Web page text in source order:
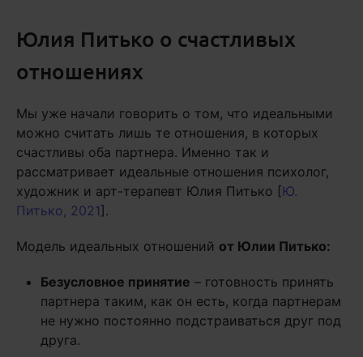
Юлия Питько о счастливых
отношениях
Мы уже начали говорить о том, что идеальными
можно считать лишь те отношения, в которых
счастливы оба партнера. Именно так и
рассматривает идеальные отношения психолог,
художник и арт-терапевт Юлия Питько [Ю.
Питько, 2021].
Модель идеальных отношений от Юлии Питько:
Безусловное принятие – готовность принять
партнера таким, как он есть, когда партнерам
не нужно постоянно подстраиваться друг под
друга.